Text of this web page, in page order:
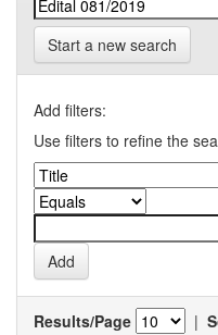
Start a new search
Add filters:
Use filters to refine the
Results/Page |